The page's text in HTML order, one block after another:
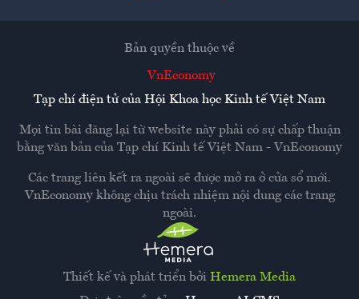
Thiết kế và phát triển bởi Hemera Media
Bản quyền thuộc về
VnEconomy
Tạp chí điện tử của Hội Khoa học Kinh tế Việt Nam
Mọi tin bài đăng lại từ website này phải có sự chấp thuận
bằng văn bản của Tạp chí Kinh tế Việt Nam - VnEconomy
Các trang liên kết ra ngoài sẽ được mở ra ở cửa sổ mới.
VnEconomy không chịu trách nhiệm nội dung các trang
ngoài.